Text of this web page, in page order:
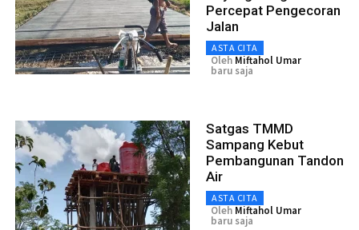
Percepat Pengecoran
Jalan
ASTA CITA
Oleh Miftahol Umar
baru saja
Satgas TMMD
Sampang Kebut
Pembangunan Tandon
Air
ASTA CITA
Oleh Miftahol Umar
baru saja